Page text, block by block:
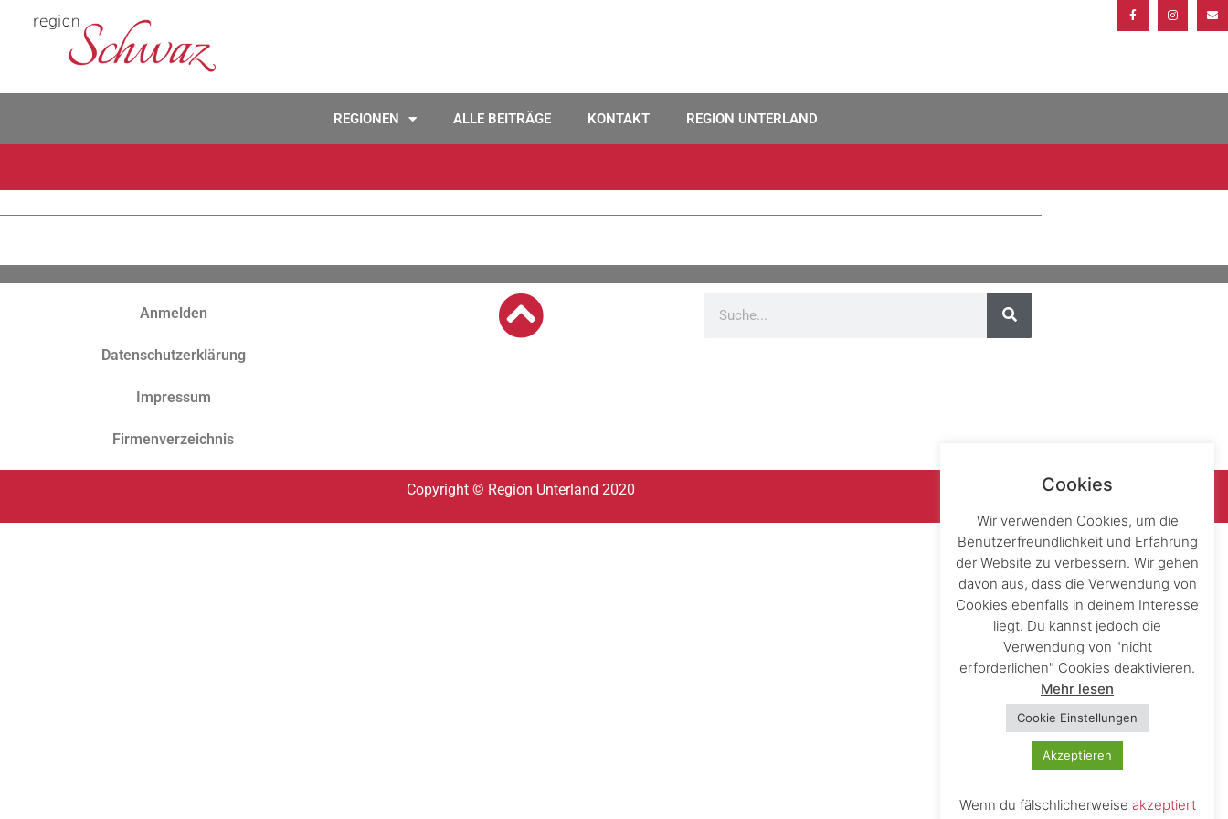
REGIONEN ALLE BEITRÄGE KONTAKT REGION UNTERLAND
Anmelden
Datenschutzerklärung
Impressum
Firmenverzeichnis
Copyright © Region Unterland 2020 Cookies
Wir verwenden Cookies, um die
Benutzerfreundlichkeit und Erfahrung
der Website zu verbessern. Wir gehen
davon aus, dass die Verwendung von
Cookies ebenfalls in deinem Interesse
liegt. Du kannst jedoch die
Verwendung von "nicht
erforderlichen" Cookies deaktivieren.
Mehr lesen
Cookie Einstellungen
Akzeptieren
Wenn du fälschlicherweise akzeptiert